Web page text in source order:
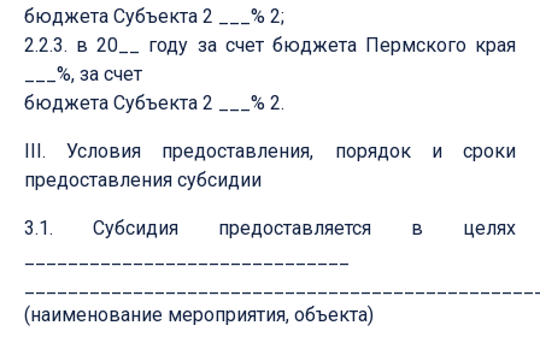
бюджета Субъекта 2 ___% 2;
2.2.3. в 20__ году за счет бюджета Пермского края
___%, за счет
бюджета Субъекта 2 ___% 2.
III. Условия предоставления, порядок и сроки
предоставления субсидии
3.1. Субсидия предоставляется в целях
(наименование мероприятия, объекта)